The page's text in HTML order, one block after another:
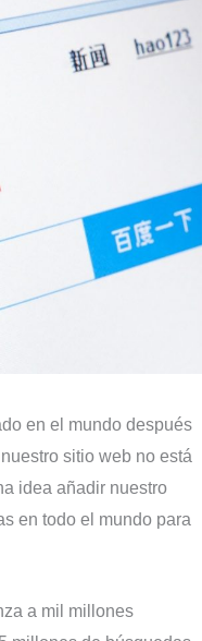
en el mundo después
sitio web no está
idea añadir nuestro
en todo el mundo para
a mil millones